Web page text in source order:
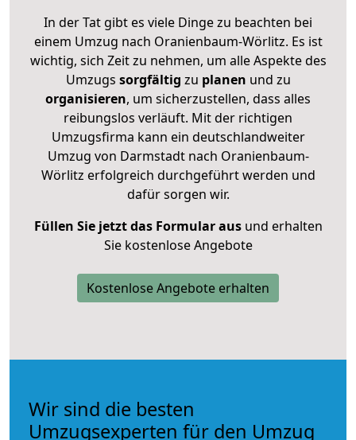
In der Tat gibt es viele Dinge zu beachten bei
einem Umzug nach Oranienbaum-Wörlitz. Es ist
wichtig, sich Zeit zu nehmen, um alle Aspekte des
Umzugs sorgfältig zu planen und zu
organisieren, um sicherzustellen, dass alles
reibungslos verläuft. Mit der richtigen
Umzugsfirma kann ein deutschlandweiter
Umzug von Darmstadt nach Oranienbaum-
Wörlitz erfolgreich durchgeführt werden und
dafür sorgen wir.
Füllen Sie jetzt das Formular ausund erhalten
Sie kostenlose Angebote
Kostenlose Angebote erhalten
Wir sind die besten
Umzugsexperten für den Umzug